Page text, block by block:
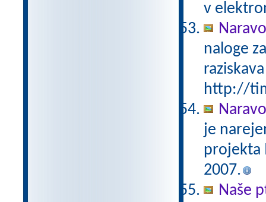
v
naloge
http://
je
projekta
2007.
Naše